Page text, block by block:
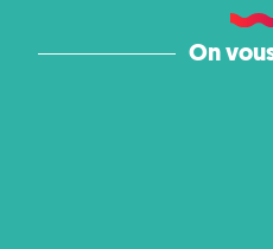
On